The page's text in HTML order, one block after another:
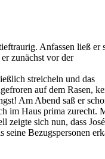
Anfassen ließ er
zunächst vor der
streicheln und das
auf dem Rasen,
Am Abend saß er
im Haus prima zurecht.
zeigte sich nun, dass José
seine Bezugspersonen